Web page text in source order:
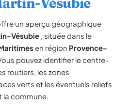
un aperçu géographique
Vésubie , située dans le
en région Provence-
pouvez identifier le centre-
routiers, les zones
verts et les éventuels reliefs
la commune.